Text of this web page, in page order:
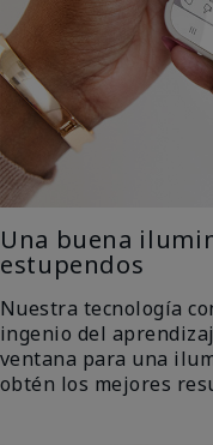
Una buena
estupendos
Nuestra tecnología
ingenio del
ventana para una
obtén los mejores